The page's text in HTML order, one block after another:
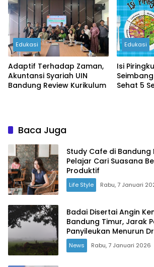
Edukasi
Adaptif Terhadap Zaman,
Akuntansi Syariah UIN
Bandung Review Kurikulum
Edukasi
Isi
Sehat 5
Baca Juga
Study Cafe di Bandung
Pelajar Cari Suasana
Produktif
Life Style Rabu, 7 Januari
Badai Disertai Angin
Bandung Timur, Jarak
Panyileukan Menurun
News Rabu, 7 Januari 2026